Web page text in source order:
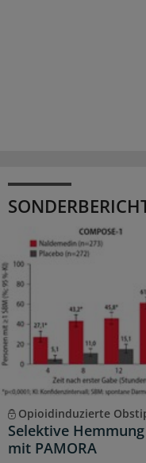
Opioidinduzierte
Selektive
mit PAMORA